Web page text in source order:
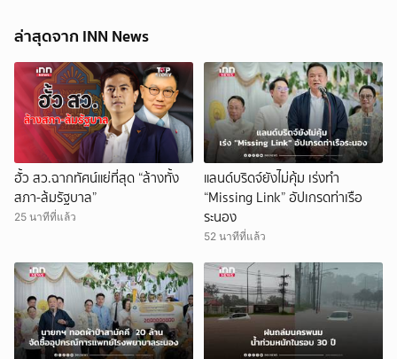
ล่าสุดจาก INN News
ฮั้ว สว.ฉากทัศน์แย่ที่สุด “ล้างทั้ง
สภา-ล้มรัฐบาล”
25 นาทีที่แล้ว
แลนด์บริดจ์ยังไม่คุ้ม เร่งทำ
“Missing Link” อัปเกรดท่าเรือ
ระนอง
52 นาทีที่แล้ว